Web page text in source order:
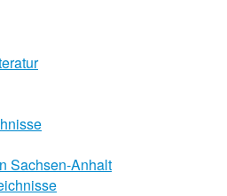
Sachsen-Anhalt